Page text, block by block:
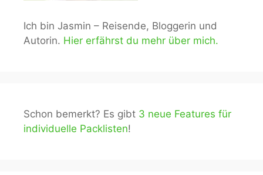
Ich bin Jasmin – Reisende, Bloggerin und
Autorin. Hier erfährst du mehr über mich.
Schon bemerkt? Es gibt 3 neue Features für
individuelle Packlisten!